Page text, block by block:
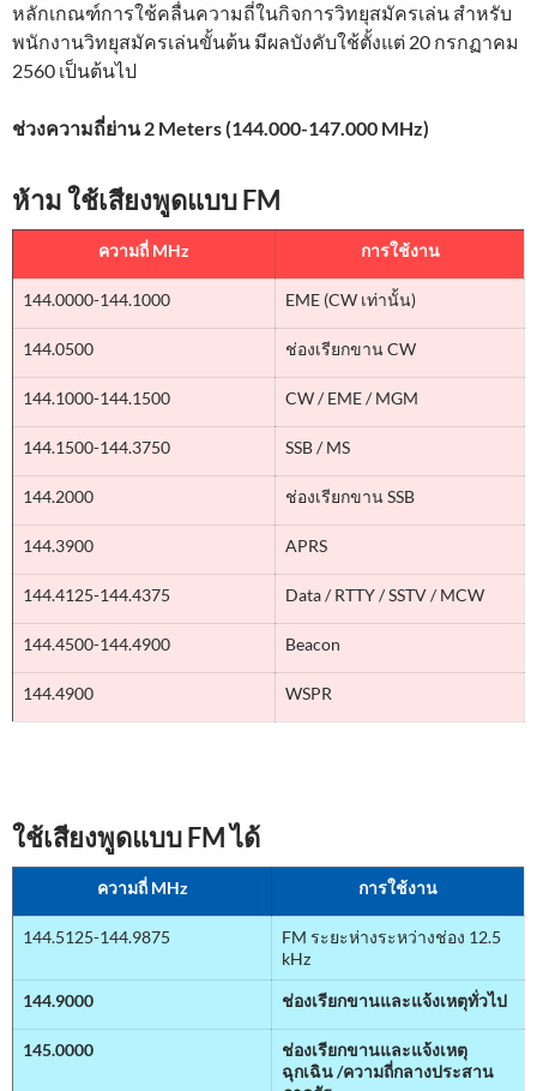
หลักเกณฑ์การใช้คลื่นความถี่ในกิจการวิทยุสมัครเล่น สำหรับ
พนักงานวิทยุสมัครเล่นขั้นต้น มีผลบังคับใช้ตั้งแต่ 20 กรกฏาคม
2560 เป็นต้นไป
ช่วงความถี่ย่าน 2 Meters (144.000-147.000 MHz)
ห้าม ใช้เสียงพูดแบบ FM
ความถี่ MHz การใช้งาน
144.0000-144.1000 EME (CW เท่านั้น)
144.0500 ช่องเรียกขาน CW
144.1000-144.1500 CW / EME / MGM
144.1500-144.3750 SSB / MS
144.2000 ช่องเรียกขาน SSB
144.3900 APRS
144.4125-144.4375 Data / RTTY / SSTV / MCW
144.4500-144.4900 Beacon
144.4900 WSPR
ใช้เสียงพูดแบบ FM ได้
ความถี่ MHz การใช้งาน
144.5125-144.9875
FM ระยะห่างระหว่างช่อง 12.5
kHz
144.9000 ช่องเรียกขานและแจ้งเหตุทั่วไป
145.0000
ช่องเรียกขานและแจ้งเหตุ
ฉุกเฉิน /ความถี่กลางประสาน